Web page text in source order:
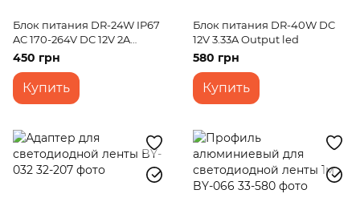
Блок питания DR-24W IP67
AC 170-264V DC 12V 2A
Output led
450 грн
Купить
Блок питания DR-40W DC
12V 3.33A Output led
580 грн
Купить